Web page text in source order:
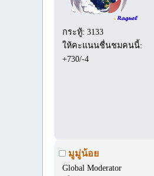
กระทู้: 3133
ให้คะแนนชื่นชมคนนี้:
+730/-4
มูมู่น้อย
Global Moderator